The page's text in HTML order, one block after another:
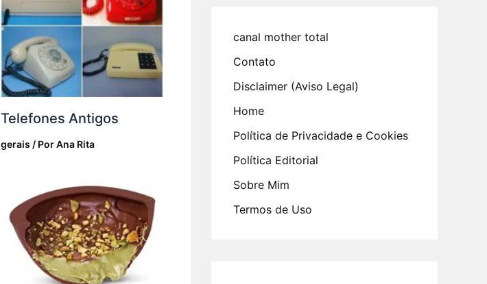
Telefones Antigos
gerais / PorAna Rita
canal mother total
Contato
Disclaimer (Aviso Legal)
Home
Política de Privacidade e Cookies
Política Editorial
Sobre Mim
Termos de Uso